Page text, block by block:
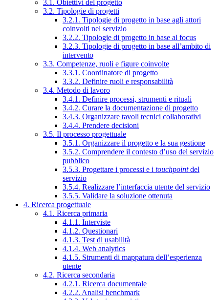
3.1. Obiettivi del progetto
3.2. Tipologie di progetti
3.2.1. Tipologie di progetto in base agli attori
coinvolti nel servizio
3.2.2. Tipologie di progetto in base al focus
3.2.3. Tipologie di progetto in base all’ambito di
intervento
3.3. Competenze, ruoli e figure coinvolte
3.3.1. Coordinatore di progetto
3.3.2. Definire ruoli e responsabilità
3.4. Metodo di lavoro
3.4.1. Definire processi, strumenti e rituali
3.4.2. Curare la documentazione di progetto
3.4.3. Organizzare tavoli tecnici collaborativi
3.4.4. Prendere decisioni
3.5. Il processo progettuale
3.5.1. Organizzare il progetto e la sua gestione
3.5.2. Comprendere il contesto d’uso del servizio
pubblico
3.5.3. Progettare i processi e i touchpointdel
servizio
3.5.4. Realizzare l’interfaccia utente del servizio
3.5.5. Validare la soluzione ottenuta
4. Ricerca progettuale
4.1. Ricerca primaria
4.1.1. Interviste
4.1.2. Questionari
4.1.3. Test di usabilità
4.1.4. Web analytics
4.1.5. Strumenti di mappatura dell’esperienza
utente
4.2. Ricerca secondaria
4.2.1. Ricerca documentale
4.2.2. Analisi benchmark